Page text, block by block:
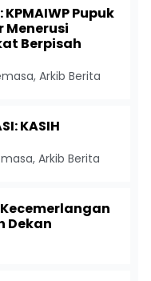
Pupuk
Menerusi
Berpisah
, Arkib Berita
KASIH
, Arkib Berita
Kecemerlangan
Dekan